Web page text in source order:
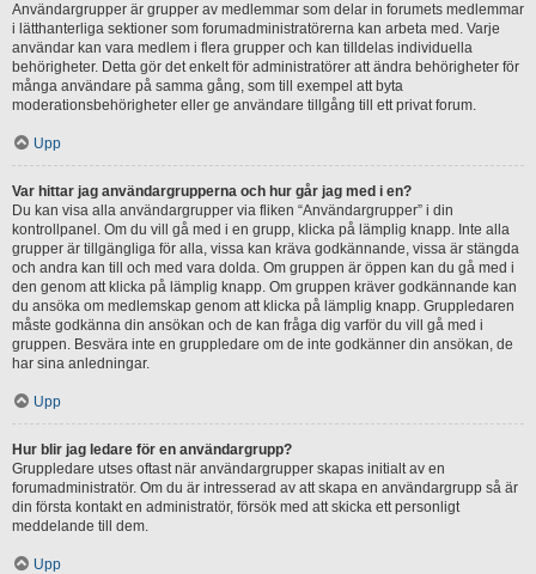
Användargrupper är grupper av medlemmar som delar in forumets medlemmar
i lätthanterliga sektioner som forumadministratörerna kan arbeta med. Varje
användar kan vara medlem i flera grupper och kan tilldelas individuella
behörigheter. Detta gör det enkelt för administratörer att ändra behörigheter för
många användare på samma gång, som till exempel att byta
moderationsbehörigheter eller ge användare tillgång till ett privat forum.
Upp
Var hittar jag användargrupperna och hur går jag med i en?
Du kan visa alla användargrupper via fliken “Användargrupper” i din
kontrollpanel. Om du vill gå med i en grupp, klicka på lämplig knapp. Inte alla
grupper är tillgängliga för alla, vissa kan kräva godkännande, vissa är stängda
och andra kan till och med vara dolda. Om gruppen är öppen kan du gå med i
den genom att klicka på lämplig knapp. Om gruppen kräver godkännande kan
du ansöka om medlemskap genom att klicka på lämplig knapp. Gruppledaren
måste godkänna din ansökan och de kan fråga dig varför du vill gå med i
gruppen. Besvära inte en gruppledare om de inte godkänner din ansökan, de
har sina anledningar.
Upp
Hur blir jag ledare för en användargrupp?
Gruppledare utses oftast när användargrupper skapas initialt av en
forumadministratör. Om du är intresserad av att skapa en användargrupp så är
din första kontakt en administratör, försök med att skicka ett personligt
meddelande till dem.
Upp